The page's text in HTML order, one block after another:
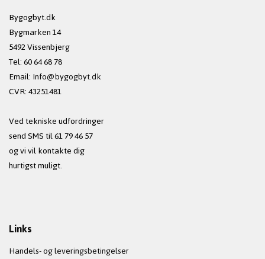
Bygogbyt.dk
Bygmarken 14
5492 Vissenbjerg
Tel: 60 64 68 78
Email:Info@bygogbyt.dk
CVR: 43251481
Ved tekniske udfordringer
send SMS til 61 79 46 57
og vi vil kontakte dig
hurtigst muligt.
Links
Handels- og leveringsbetingelser